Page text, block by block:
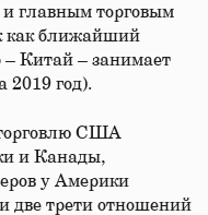
главным торговым
как ближайший
Китай – занимает
2019 год).
США
и Канады,
у Америки
две трети отношений